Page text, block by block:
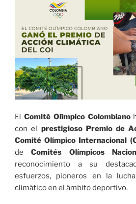
definan
nuestro
futuro.
a
Miyerlandi,
a
un
mes
de
las
elecciones»
El Comité Olímpico Colombiano
con el prestigioso Premio de
Comité Olímpico Internacional
deComités Olímpicos
reconocimiento a su
esfuerzos, pioneros en la
climático en el ámbito deportivo.